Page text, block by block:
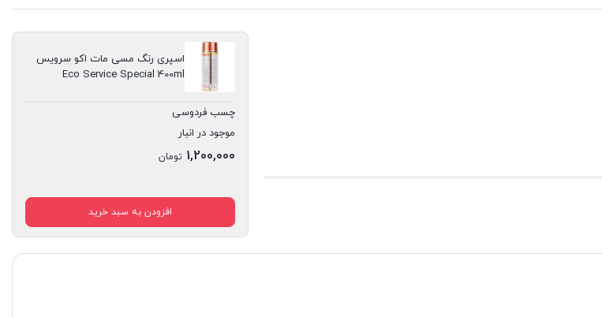
اسپری رنگ مسی مات اکو سرویس
Eco Service Special 400ml
چسب فردوسی
موجود در انبار
1,200,000 تومان
افزودن به سبد خرید